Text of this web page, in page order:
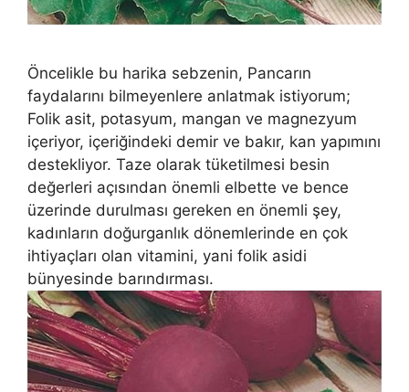
Öncelikle bu harika sebzenin, Pancarın
faydalarını bilmeyenlere anlatmak istiyorum;
Folik asit, potasyum, mangan ve magnezyum
içeriyor, içeriğindeki demir ve bakır, kan yapımını
destekliyor. Taze olarak tüketilmesi besin
değerleri açısından önemli elbette ve bence
üzerinde durulması gereken en önemli şey,
kadınların doğurganlık dönemlerinde en çok
ihtiyaçları olan vitamini, yani folik asidi
bünyesinde barındırması.